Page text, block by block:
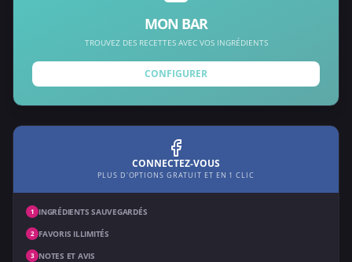
MON BAR
TROUVEZ DES RECETTES AVEC VOS INGRÉDIENTS
CONFIGURER
CONNECTEZ-VOUS
PLUS D'OPTIONS GRATUIT ET EN 1 CLIC
1 INGRÉDIENTS SAUVEGARDÉS
2 FAVORIS ILLIMITÉS
3 NOTES ET AVIS